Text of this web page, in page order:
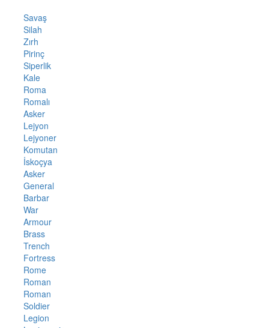
Savaş
Silah
Zırh
Pirinç
Siperlik
Kale
Roma
Romalı
Asker
Lejyon
Lejyoner
Komutan
İskoçya
Asker
General
Barbar
War
Armour
Brass
Trench
Fortress
Rome
Roman
Roman
Soldier
Legion